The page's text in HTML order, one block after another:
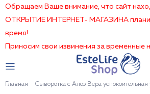
Обращаем Ваше внимание, что сайт
ОТКРЫТИЕ ИНТЕРНЕТ- МАГАЗИНА
время!
Приносим свои извинения за временные
Главная Сыворотка с Алоэ Вера